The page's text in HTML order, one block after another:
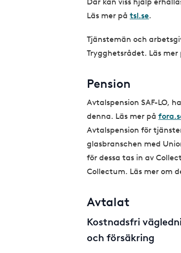
Där kan viss hjälp
Läs mer på tsl.se.
Tjänstemän och
Trygghetsrådet. Läs mer
Pension
Avtalspension SAF-LO,
denna. Läs mer på
Avtalspension för
glasbranschen med
för dessa tas in av
Collectum. Läs mer om
Avtalat
Kostnadsfri
och försäkring